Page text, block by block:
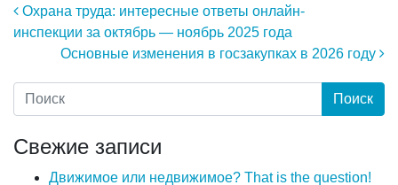
Навигация по записям
Охрана труда: интересные ответы онлайн-
инспекции за октябрь — ноябрь 2025 года
Основные изменения в госзакупках в 2026 году
Свежие записи
Движимое или недвижимое? That is the question!